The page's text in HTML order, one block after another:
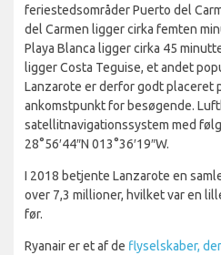
feriestedsområder Puerto del
del Carmen ligger cirka femten
Playa Blanca ligger cirka 45
ligger Costa Teguise, et andet
Lanzarote er derfor godt placeret
ankomstpunkt for besøgende.
satellitnavigationssystem med
28°56′44″N 013°36′19″W.
I 2018 betjente Lanzarote en
over 7,3 millioner, hvilket var en
før.
Ryanair er et af de flyselskaber,